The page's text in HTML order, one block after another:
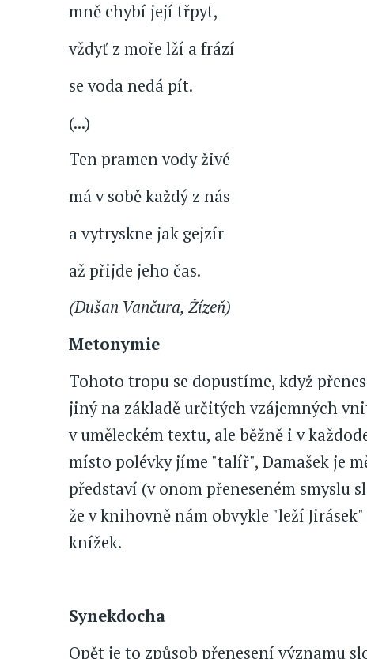
mně chybí její třpyt,
vždyť z moře lží a frází
se voda nedá pít.
(...)
Ten pramen vody živé
má v sobě každý z nás
a vytryskne jak gejzír
až přijde jeho čas.
(Dušan Vančura, Žízeň)
Metonymie
Tohoto tropu se dopustíme, když
jiný na základě určitých vzájemných
v uměleckém textu, ale běžně i v
místo polévky jíme "talíř", Damašek je
představí (v onom přeneseném smyslu
že v knihovně nám obvykle "leží
knížek.
Synekdocha
Opět je to způsob přenesení významu